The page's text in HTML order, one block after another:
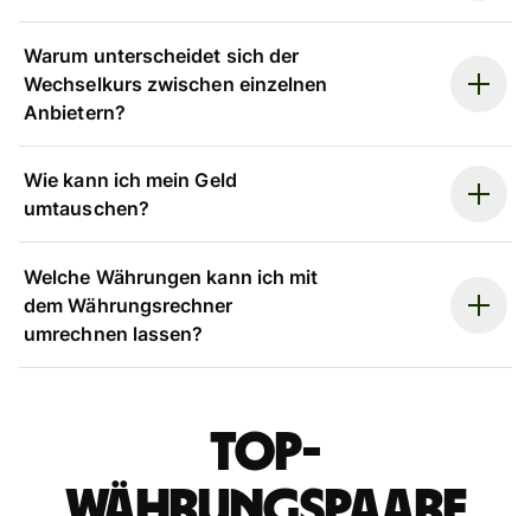
Warum unterscheidet sich der
Wechselkurs zwischen einzelnen
Anbietern?
Wie kann ich mein Geld
umtauschen?
Welche Währungen kann ich mit
dem Währungsrechner
umrechnen lassen?
Top-